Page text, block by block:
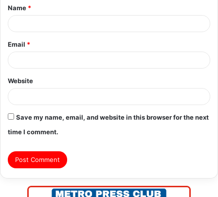
*
Name *
Email *
Website
Save my name, email, and website in this browser for the next
time I comment.